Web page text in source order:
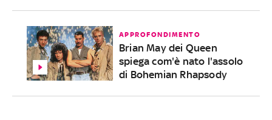
APPROFONDIMENTO
Brian May dei Queen
spiega com'è nato l'assolo
di Bohemian Rhapsody